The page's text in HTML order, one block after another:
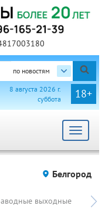
по новостям
18+
8 августа 2026 г.
суббота
Toggle
Белгород
выходные